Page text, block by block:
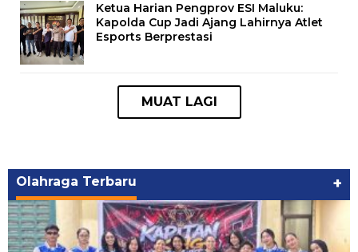
Ketua Harian Pengprov ESI Maluku:
Kapolda Cup Jadi Ajang Lahirnya Atlet
Esports Berprestasi
Olahraga Terbaru +